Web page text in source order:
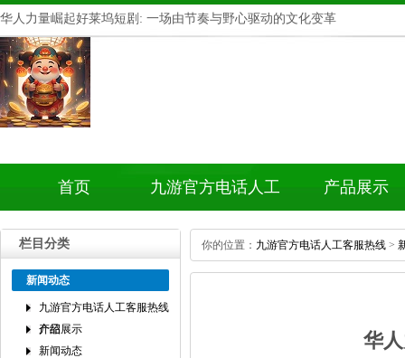
华人力量崛起好莱坞短剧:一场由节奏与野心驱动的文化变革
首页 九游官方电话人工
客服热线介绍
产品展示
栏目分类
新闻动态
九游官方电话人工客服热线
介绍
产品展示
新闻动态
你的位置： 九游官方电话人工客服热线 >
华